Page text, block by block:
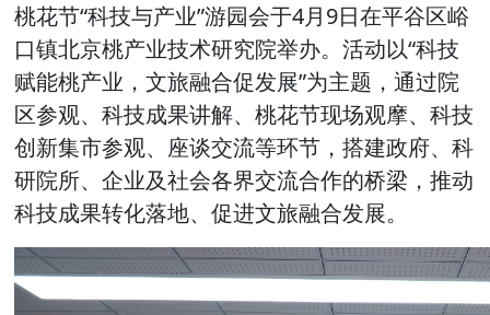
桃花节“科技与产业”游园会于4月9日在平谷区峪
口镇北京桃产业技术研究院举办。活动以“科技
赋能桃产业，文旅融合促发展”为主题，通过院
区参观、科技成果讲解、桃花节现场观摩、科技
创新集市参观、座谈交流等环节，搭建政府、科
研院所、企业及社会各界交流合作的桥梁，推动
科技成果转化落地、促进文旅融合发展。